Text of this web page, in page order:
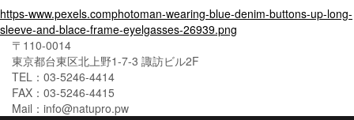
投
稿
ナ
ビ
https-www.pexels.comphotoman-wearing-blue-denim-buttons-up-long-
sleeve-and-blace-frame-eyelgasses-26939.png
〒110-0014
東京都台東区北上野1-7-3 諏訪ビル2F
TEL：03-5246-4414
FAX：03-5246-4415
Mail：info@natupro.pw